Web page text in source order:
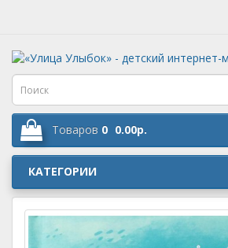
Товаров 0 0.00р.
КАТЕГОРИИ